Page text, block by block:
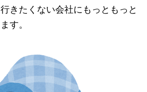
きたくない会社にもっともっと
す。